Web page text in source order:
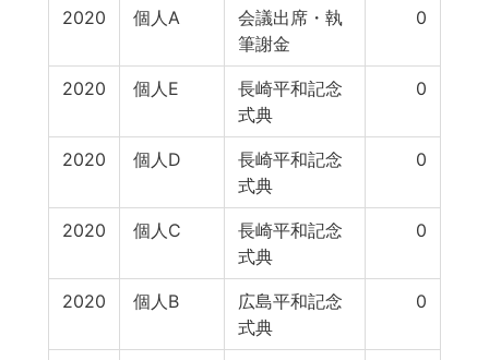
2020 個人A
会議出席・執
筆謝金
0
2020 個人E
長崎平和記念
式典
0
2020 個人D
長崎平和記念
式典
0
2020 個人C
長崎平和記念
式典
0
2020 個人B
広島平和記念
式典
0